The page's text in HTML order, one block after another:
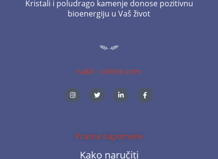
Kristali i poludrago kamenje donose pozitivnu
bioenergiju u Vaš život
nakit - online.com
n
s
t
m
w
i
t
i
n
k
-
i
a
c
e
Pravne napomene
Kako naručiti